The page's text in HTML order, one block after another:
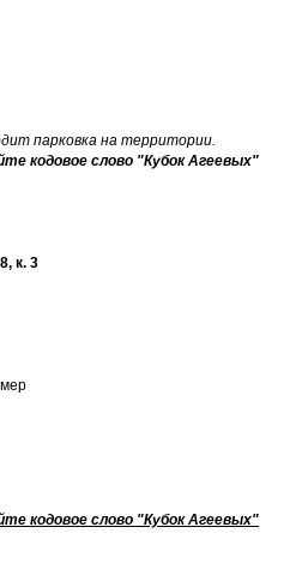
парковка на территории.
кодовое слово "Кубок Агеевых"
к. 3
кодовое слово "Кубок Агеевых"